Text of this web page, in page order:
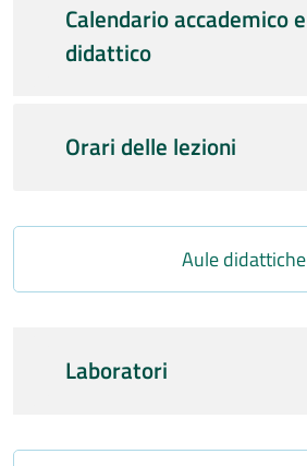
Calendario accademico e
didattico
Orari delle lezioni
Aule didattiche
Laboratori